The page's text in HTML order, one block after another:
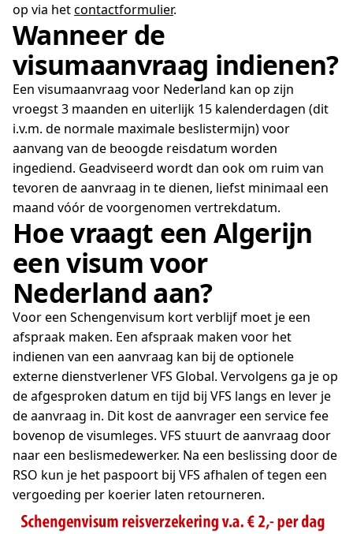
op via hetcontactformulier.
Wanneer de
visumaanvraag indienen?
Een visumaanvraag voor Nederland kan op zijn
vroegst 3 maanden en uiterlijk 15 kalenderdagen (dit
i.v.m. de normale maximale beslistermijn) voor
aanvang van de beoogde reisdatum worden
ingediend. Geadviseerd wordt dan ook om ruim van
tevoren de aanvraag in te dienen, liefst minimaal een
maand vóór de voorgenomen vertrekdatum.
Hoe vraagt een Algerijn
een visum voor
Nederland aan?
Voor een Schengenvisum kort verblijf moet je een
afspraak maken. Een afspraak maken voor het
indienen van een aanvraag kan bij de optionele
externe dienstverlener VFS Global. Vervolgens ga je op
de afgesproken datum en tijd bij VFS langs en lever je
de aanvraag in. Dit kost de aanvrager een service fee
bovenop de visumleges. VFS stuurt de aanvraag door
naar een beslismedewerker. Na een beslissing door de
RSO kun je het paspoort bij VFS afhalen of tegen een
vergoeding per koerier laten retourneren.